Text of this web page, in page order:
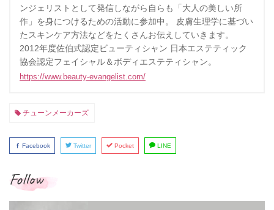
ンジェリストとして発信しながら自らも「大人の美しい所
作」を身につけるための活動に参加中。 皮膚生理学に基づい
たスキンケア方法などをたくさんお伝えしていきます。
2012年度佐伯式認定ビューティシャン 日本エステティック
協会認定フェイシャル＆ボディエステティシャン。
https://www.beauty-evangelist.com/
チューンメーカーズ
Facebook Twitter Pocket LINE
Follow